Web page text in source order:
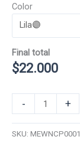
Color
Final total
$22.000
-
Polo
+
SKU: MEWNCP0001